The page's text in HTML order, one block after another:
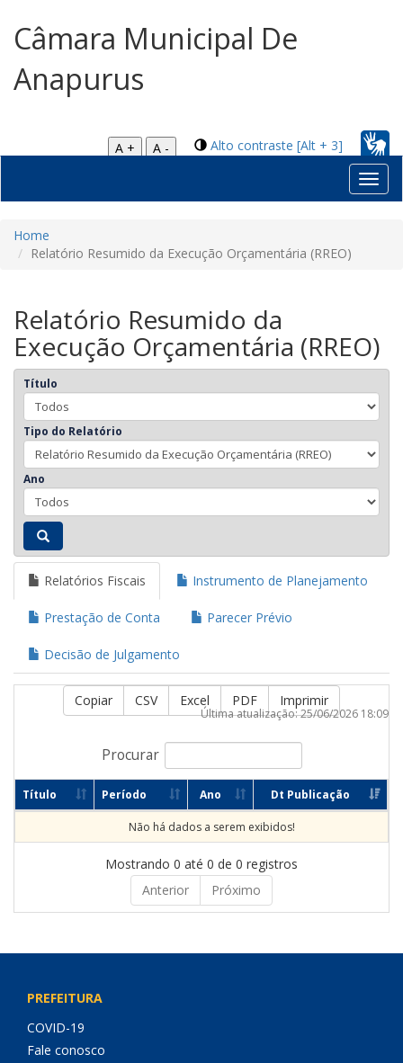
Câmara Municipal De
Anapurus
Alto contraste [Alt + 3]
A +
A -
Home
Relatório Resumido da Execução Orçamentária (RREO)
Relatório Resumido da
Execução Orçamentária (RREO)
Título
Tipo do Relatório
Ano
Relatórios Fiscais Instrumento de Planejamento
Prestação de Conta Parecer Prévio
Decisão de Julgamento
Copiar CSV Excel PDF Imprimir
Procurar
Última atualização: 25/06/2026 18:09
Título Período Ano Dt Publicação
Não há dados a serem exibidos!
Mostrando 0 até 0 de 0 registros
Anterior
Próximo
PREFEITURA
COVID-19
Fale conosco